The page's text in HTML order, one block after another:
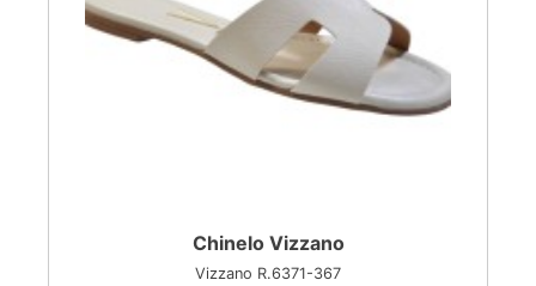
Chinelo Vizzano
Vizzano R.6371-367